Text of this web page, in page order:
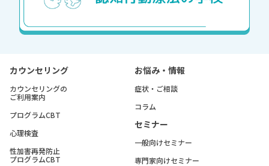
カウンセリング
カウンセリングの
ご利用案内
プログラムCBT
心理検査
性加害再発防止
プログラムCBT
お悩み・情報
症状・ご相談
コラム
セミナー
一般向けセミナー
専門家向けセミナー